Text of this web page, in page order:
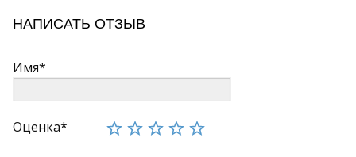
НАПИСАТЬ ОТЗЫВ
Имя*
Оценка*